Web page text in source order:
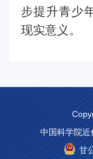
步提升青少
现实意义。
中国科学院
甘